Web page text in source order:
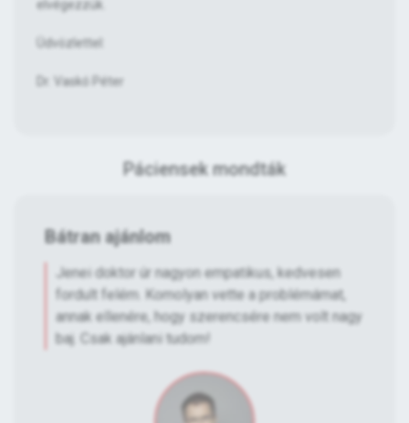
elvégezzük.
Üdvözlettel:
Dr. Vaskó Péter
Páciensek mondták
Bátran ajánlom
Jenei doktor úr nagyon empatikus, kedvesen
fordult felém. Komolyan vette a problémámat,
annak ellenére, hogy szerencsére nem volt nagy
baj. Csak ajánlani tudom!